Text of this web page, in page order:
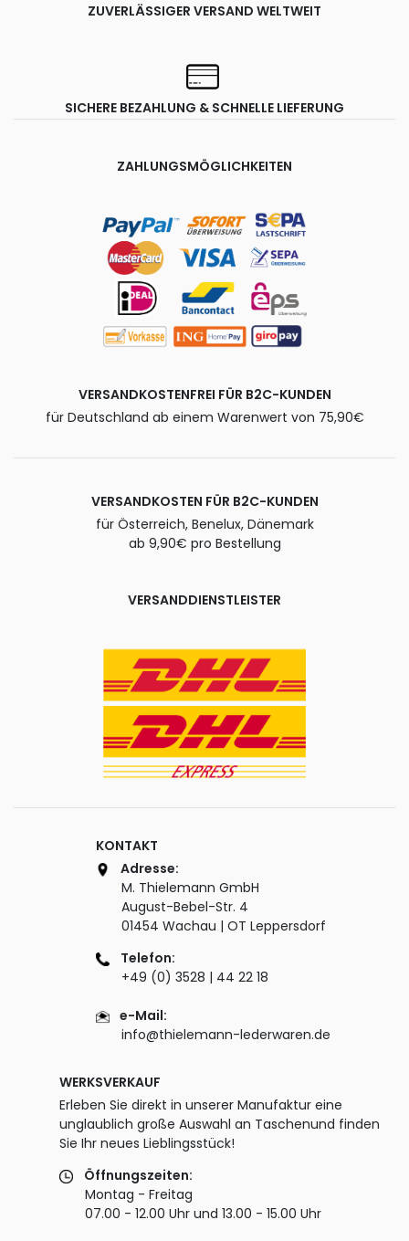
ZUVERLÄSSIGER VERSAND WELTWEIT
SICHERE BEZAHLUNG & SCHNELLE LIEFERUNG
ZAHLUNGSMÖGLICHKEITEN
VERSANDKOSTENFREI FÜR B2C-KUNDEN
für Deutschland ab einem Warenwert von 75,90€
VERSANDKOSTEN FÜR B2C-KUNDEN
für Österreich, Benelux, Dänemark
ab 9,90€ pro Bestellung
VERSANDDIENSTLEISTER
KONTAKT
Adresse:
M. Thielemann GmbH
August-Bebel-Str. 4
01454 Wachau | OT Leppersdorf
Telefon:
+49 (0) 3528 | 44 22 18
e-Mail:
info@thielemann-lederwaren.de
WERKSVERKAUF
Erleben Sie direkt in unserer Manufaktur eine
unglaublich große Auswahl an Taschenund finden
Sie Ihr neues Lieblingsstück!
Öffnungszeiten:
Montag - Freitag
07.00 - 12.00 Uhr und 13.00 - 15.00 Uhr